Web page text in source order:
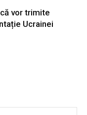
vor trimite
Ucrainei